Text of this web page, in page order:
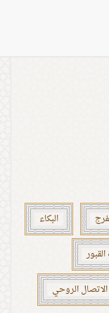
البكاء
الاتصال الروحي